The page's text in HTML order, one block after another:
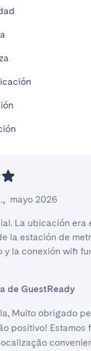
, mayo 2026
La ubicación era
la estación de
y la conexión wifi
de GuestReady
Muito obrigado
positivo! Estamos